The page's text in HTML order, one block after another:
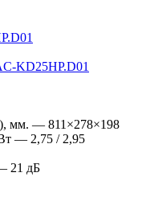
KD25HP.D01
мм. — 811×278×198
— 2,75 / 2,95
21 дБ